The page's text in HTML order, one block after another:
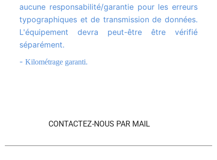
aucune responsabilité/garantie pour les erreurs
typographiques et de transmission de données.
L'équipement devra peut-être être vérifié
séparément.
Kilométrage garanti.
CONTACTEZ-NOUS PAR MAIL